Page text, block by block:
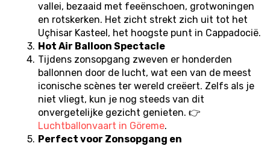
vallei, bezaaid met feeënschoen, grotwoningen
en rotskerken. Het zicht strekt zich uit tot het
Uçhisar Kasteel, het hoogste punt in Cappadocië.
Hot Air Balloon Spectacle
Tijdens zonsopgang zweven er honderden
ballonnen door de lucht, wat een van de meest
iconische scènes ter wereld creëert. Zelfs als je
niet vliegt, kun je nog steeds van dit
Luchtballonvaart in Göreme.
Perfect voor Zonsopgang en